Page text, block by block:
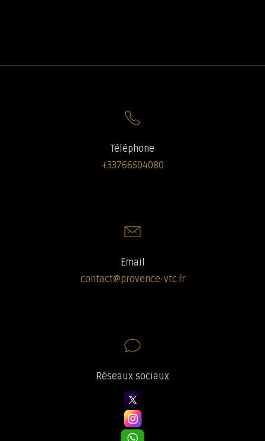
Téléphone
+33766504080
Email
contact@provence-vtc.fr
Réseaux sociaux